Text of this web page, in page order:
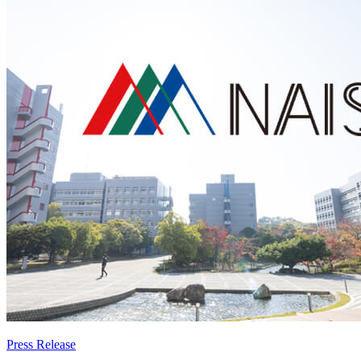
Press Release